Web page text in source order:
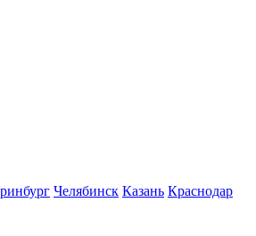
Челябинск Казань Краснодар